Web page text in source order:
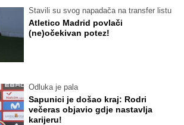
Stavili su svog napadača na transfer listu
Atletico Madrid povlači
(ne)očekivan potez!
Odluka je pala
Sapunici je došao kraj: Rodri
večeras objavio gdje nastavlja
karijeru!